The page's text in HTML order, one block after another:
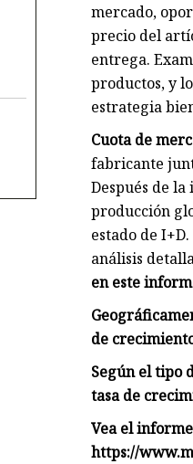
mercado,
precio del
entrega.
productos, y
estrategia
Cuota de
fabricante
Después de
producción
estado de
análisis
en este
de
Según el tipo
tasa de
Vea el
https://